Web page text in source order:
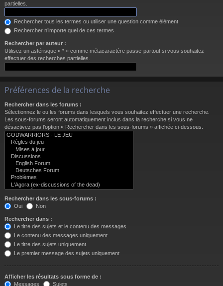
partielles.
Rechercher tous les termes ou utiliser une question comme élément
Rechercher n’importe quel de ces termes
Rechercher par auteur :
Utilisez un astérisque « * » comme métacaractère passe-partout si vous souhaitez
effectuer des recherches partielles.
Préférences de la recherche
Rechercher dans les forums :
Sélectionnez le ou les forums dans lesquels vous souhaitez effectuer une recherche.
Les sous-forums seront automatiquement inclus dans la recherche si vous ne
désactivez pas l’option « Rechercher dans les sous-forums » affichée ci-dessous.
Rechercher dans les sous-forums :
Oui
Non
Rechercher dans :
Le titre des sujets et le contenu des messages
Le contenu des messages uniquement
Le titre des sujets uniquement
Le premier message des sujets uniquement
Afficher les résultats sous forme de :
Messages
Sujets